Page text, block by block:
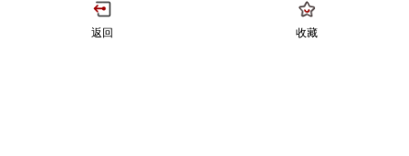
返回 收藏